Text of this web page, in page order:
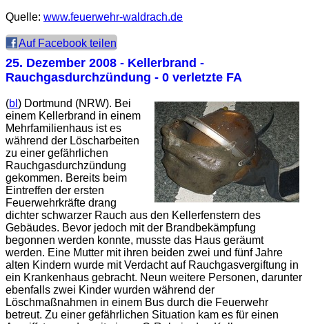
Quelle: www.feuerwehr-waldrach.de
Auf Facebook teilen
25. Dezember 2008 - Kellerbrand -
Rauchgasdurchzündung - 0 verletzte FA
(bl ) Dortmund (NRW). Bei
einem Kellerbrand in einem
Mehrfamilienhaus ist es
während der Löscharbeiten
zu einer gefährlichen
Rauchgasdurchzündung
gekommen. Bereits beim
Eintreffen der ersten
Feuerwehrkräfte drang
dichter schwarzer Rauch aus den Kellerfenstern des
Gebäudes. Bevor jedoch mit der Brandbekämpfung
begonnen werden konnte, musste das Haus geräumt
werden. Eine Mutter mit ihren beiden zwei und fünf Jahre
alten Kindern wurde mit Verdacht auf Rauchgasvergiftung in
ein Krankenhaus gebracht. Neun weitere Personen, darunter
ebenfalls zwei Kinder wurden während der
Löschmaßnahmen in einem Bus durch die Feuerwehr
betreut. Zu einer gefährlichen Situation kam es für einen